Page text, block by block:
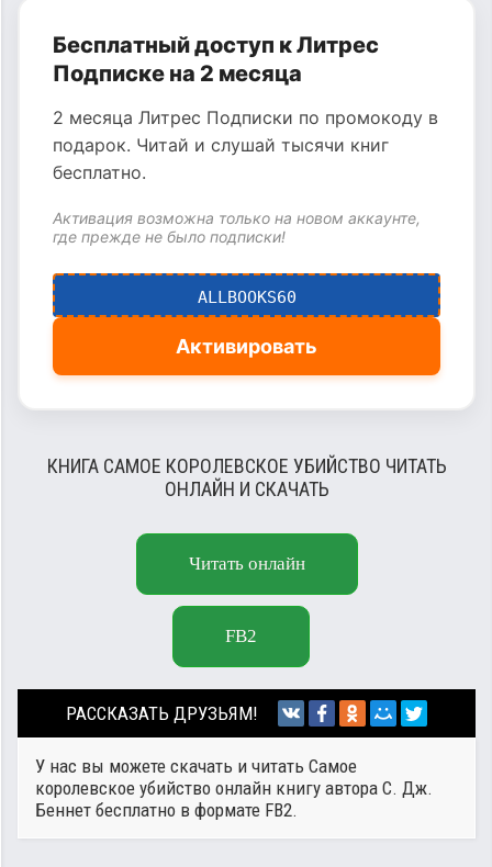
Бесплатный доступ к Литрес
Подписке на 2 месяца
2 месяца Литрес Подписки по промокоду в
подарок. Читай и слушай тысячи книг
бесплатно.
Активация возможна только на новом аккаунте,
где прежде не было подписки!
ALLBOOKS60
Активировать
КНИГА САМОЕ КОРОЛЕВСКОЕ УБИЙСТВО ЧИТАТЬ
ОНЛАЙН И СКАЧАТЬ
Читать онлайн
FB2
РАССКАЗАТЬ ДРУЗЬЯМ!
У нас вы можете скачать и читать Самое
королевское убийство онлайн книгу автора С. Дж.
Беннет бесплатно в формате FB2.